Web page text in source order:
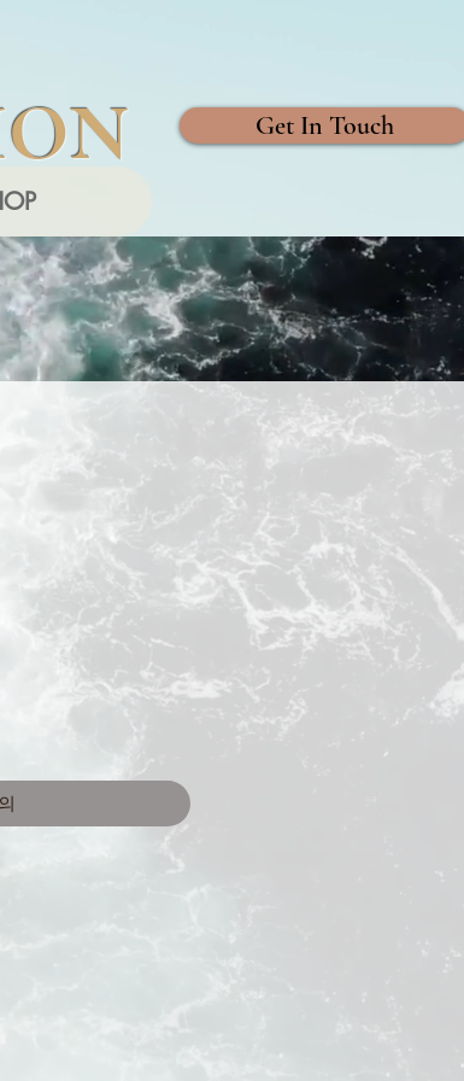
Get In Touch